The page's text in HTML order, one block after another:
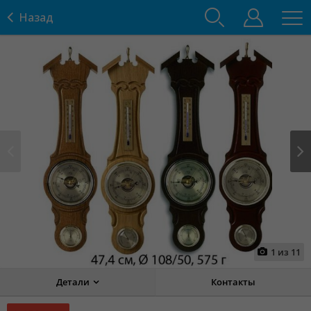
Назад
1 из 11
Детали Контакты